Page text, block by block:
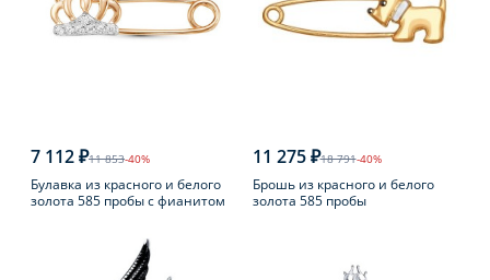
7 112 ₽11 853-40%
Булавка из красного и белого
золота 585 пробы с фианитом
11 275 ₽18 791-40%
Брошь из красного и белого
золота 585 пробы